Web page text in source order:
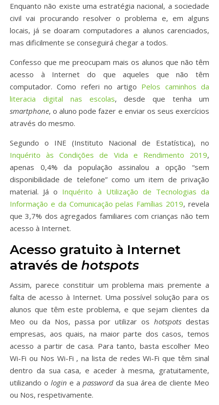
Enquanto não existe uma estratégia nacional, a sociedade
civil vai procurando resolver o problema e, em alguns
locais, já se doaram computadores a alunos carenciados,
mas dificilmente se conseguirá chegar a todos.
Confesso que me preocupam mais os alunos que não têm
acesso à Internet do que aqueles que não têm
computador. Como referi no artigo Pelos caminhos da
literacia digital nas escolas, desde que tenha um
smartphone, o aluno pode fazer e enviar os seus exercícios
através do mesmo.
Segundo o INE (Instituto Nacional de Estatística), no
Inquérito às Condições de Vida e Rendimento 2019,
apenas 0,4% da população assinalou a opção “sem
disponibilidade de telefone” como um item de privação
material. Já o Inquérito à Utilização de Tecnologias da
Informação e da Comunicação pelas Famílias 2019, revela
que 3,7% dos agregados familiares com crianças não tem
acesso à Internet.
Acesso gratuito à Internet
através de hotspots
Assim, parece constituir um problema mais premente a
falta de acesso à Internet. Uma possível solução para os
alunos que têm este problema, e que sejam clientes da
Meo ou da Nos, passa por utilizar oshotspots destas
empresas, aos quais, na maior parte dos casos, temos
acesso a partir de casa. Para tanto, basta escolher Meo
Wi-Fi ou Nos Wi-Fi , na lista de redes Wi-Fi que têm sinal
dentro da sua casa, e aceder à mesma, gratuitamente,
utilizando o login e a password da sua área de cliente Meo
ou Nos, respetivamente.